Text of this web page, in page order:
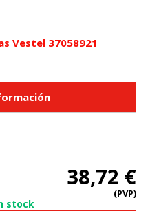
Vestel 37058921
38,72 €
(PVP)
stock